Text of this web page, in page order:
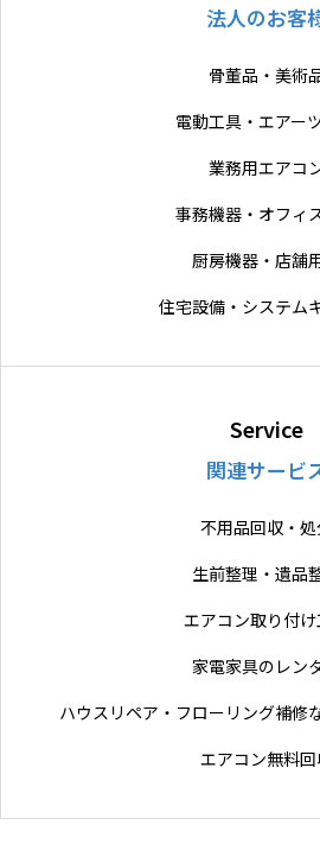
法人のお客
骨董品・美術
電動工具・エアー
業務用エアコ
事務機器・オフィ
厨房機器・店舗
住宅設備・システム
Service
関連サービ
不用品回収・処
生前整理・遺品
エアコン取り付け
家電家具のレン
ハウスリペア・フローリング補修
エアコン無料回